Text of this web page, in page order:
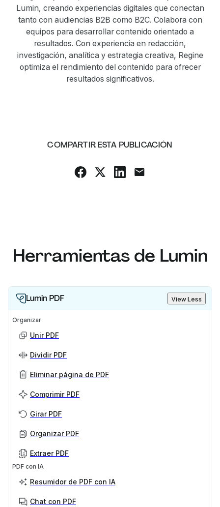
Lumin, creando experiencias digitales que conectan
tanto con audiencias B2B como B2C. Colabora con
equipos para desarrollar contenido orientado a
resultados. Con experiencia en redacción,
investigación, analítica y estrategia creativa, Regine
optimiza el rendimiento del contenido para ofrecer
resultados significativos.
COMPARTIR ESTA PUBLICACIÓN
Herramientas de Lumin
Lumin PDF View Less
Organizar
Unir PDF
Dividir PDF
Eliminar página de PDF
Comprimir PDF
Girar PDF
Organizar PDF
Extraer PDF
PDF con IA
Resumidor de PDF con IA
Chat con PDF